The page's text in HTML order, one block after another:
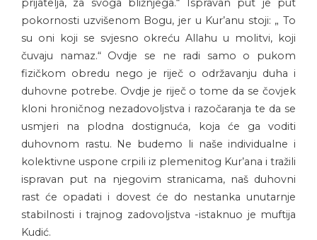
prijatelja, za svoga bližnjega.“ Ispravan put je put
pokornosti uzvišenom Bogu, jer u Kur’anu stoji: „ To
su oni koji se svjesno okreću Allahu u molitvi, koji
čuvaju namaz.“ Ovdje se ne radi samo o pukom
fizičkom obredu nego je riječ o održavanju duha i
duhovne potrebe. Ovdje je riječ o tome da se čovjek
kloni hroničnog nezadovoljstva i razočaranja te da se
usmjeri na plodna dostignuća, koja će ga voditi
duhovnom rastu. Ne budemo li naše individualne i
kolektivne uspone crpili iz plemenitog Kur’ana i tražili
ispravan put na njegovim stranicama, naš duhovni
rast će opadati i dovest će do nestanka unutarnje
stabilnosti i trajnog zadovoljstva -istaknuo je muftija
Kudić.